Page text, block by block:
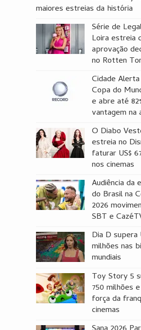
maiores estreias da história
Série de
Loira estreia
aprovação
no Rotten
Cidade
Copa do
e abre até
vantagem na
O Diabo
estreia no
faturar US$
nos cinemas
Audiência da
do Brasil na
2026
SBT e
Dia D supera
milhões nas
mundiais
Toy Story 5
750 milhões
força da
cinemas